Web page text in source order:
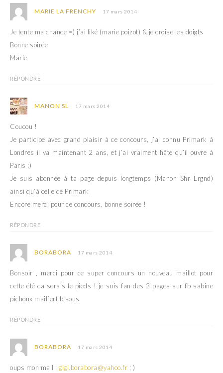
MARIE LA FRENCHY 17 mars 2014
Je tente ma chance =) j’ai liké (marie poizot) & je croise les doigts
Bonne soirée
Marie
RÉPONDRE
MANON SL 17 mars 2014
Coucou !
Je participe avec grand plaisir à ce concours, j’ai connu Primark à
Londres il ya maintenant 2 ans, et j’ai vraiment hâte qu’il ouvre à
Paris :)
Je suis abonnée à ta page depuis longtemps (Manon Shr Lrgnd)
ainsi qu’à celle de Primark
Encore merci pour ce concours, bonne soirée !
RÉPONDRE
BORABORA 17 mars 2014
Bonsoir , merci pour ce super concours un nouveau maillot pour
cette été ca serais le pieds ! je suis fan des 2 pages sur fb sabine
pichoux mailfert bisous
RÉPONDRE
BORABORA 17 mars 2014
oups mon mail : gigi.borabora@yahoo.fr ; )